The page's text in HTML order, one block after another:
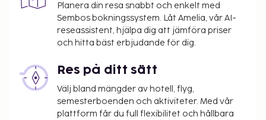
Planera din resa snabbt och enkelt med
Sembos bokningssystem. Låt Amelia, vår AI-
reseassistent, hjälpa dig att jämföra priser
och hitta bäst erbjudande för dig.
Res på ditt sätt
Välj bland mängder av hotell, flyg,
semesterboenden och aktiviteter. Med vår
plattform får du full flexibilitet och hållbara